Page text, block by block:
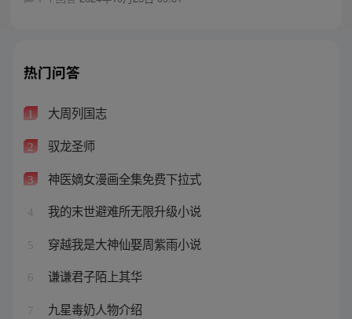
热门问答
1 大周列国志
2 驭龙圣师
3 神医嫡女漫画全集免费下拉式
4 我的末世避难所无限升级小说
5 穿越我是大神仙娶周紫雨小说
6 谦谦君子陌上其华
7 九星毒奶人物介绍